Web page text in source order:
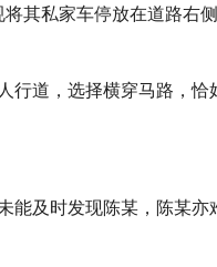
其私家车停放在道路右侧
行道，选择横穿马路，恰
能及时发现陈某，陈某亦